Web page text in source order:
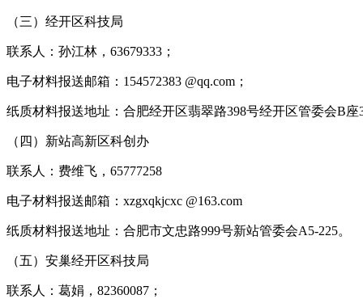
（三）经开区科技局
联系人：孙江林，63679333；
电子材料报送邮箱：154572383 @qq.com；
纸质材料报送地址：合肥经开区翡翠路398号经开区管委会B座
（四）新站高新区科创办
联系人：费维飞，65777258
电子材料报送邮箱：xzgxqkjcxc @163.com
纸质材料报送地址：合肥市文忠路999号新站管委会A5-225。
（五）安巢经开区科技局
联系人：葛娟，82360087；